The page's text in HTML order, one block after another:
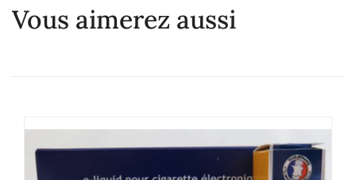
Vous aimerez aussi